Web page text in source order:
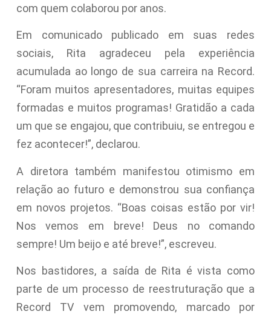
com quem colaborou por anos.
Em comunicado publicado em suas redes
sociais, Rita agradeceu pela experiência
acumulada ao longo de sua carreira na Record.
“Foram muitos apresentadores, muitas equipes
formadas e muitos programas! Gratidão a cada
um que se engajou, que contribuiu, se entregou e
fez acontecer!”, declarou.
A diretora também manifestou otimismo em
relação ao futuro e demonstrou sua confiança
em novos projetos. “Boas coisas estão por vir!
Nos vemos em breve! Deus no comando
sempre! Um beijo e até breve!”, escreveu.
Nos bastidores, a saída de Rita é vista como
parte de um processo de reestruturação que a
Record TV vem promovendo, marcado por